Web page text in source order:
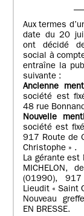
Aux termes
date du 20
ont décidé
social à
entraîne la
suivante :
Ancienne
société est
48 rue
Nouvelle
société est
917 Route de
Christophe » .
La gérante est
MICHELON,
(01990),
Lieudit « Saint
Nouveau
EN BRESSE.